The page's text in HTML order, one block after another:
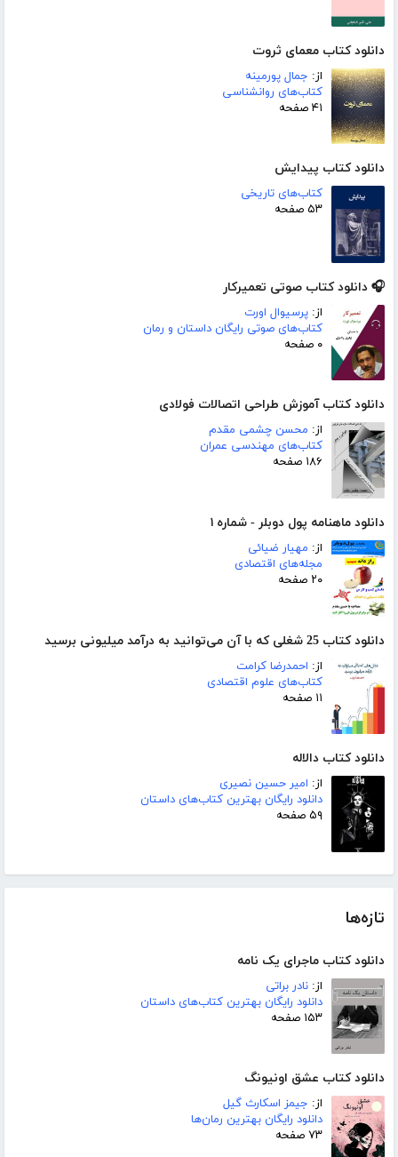
دانلود کتاب معمای ثروت
از: جمال پورمینه
کتاب‌های روانشناسی
۴۱ صفحه
دانلود کتاب پیدایش
کتاب‌های تاریخی
۵۳ صفحه
🎧 دانلود کتاب صوتی تعمیرکار
از: پرسیوال اورت
کتاب‌های صوتی رایگان داستان و رمان
۰ صفحه
دانلود کتاب آموزش طراحی اتصالات فولادی
از: محسن چشمی مقدم
کتاب‌های مهندسی عمران
۱۸۶ صفحه
دانلود ماهنامه پول دوبلر - شماره ۱
از: مهیار ضیائی
مجله‌های اقتصادی
۲۰ صفحه
دانلود کتاب 25 شغلی که با آن می‌توانید به درآمد میلیونی برسید
از: احمدرضا کرامت
کتاب‌های علوم اقتصادی
۱۱ صفحه
دانلود کتاب دالاله
از: امیر حسین نصیری
دانلود رایگان بهترین کتاب‌های داستان
۵۹ صفحه
تازه‌ها
دانلود کتاب ماجرای یک نامه
از: نادر براتی
دانلود رایگان بهترین کتاب‌های داستان
۱۵۳ صفحه
دانلود کتاب عشق اونیونگ
از: جیمز اسکارث گیل
دانلود رایگان بهترین رمان‌ها
۷۳ صفحه